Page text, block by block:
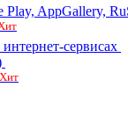
AppGallery,
сервисах
Хит